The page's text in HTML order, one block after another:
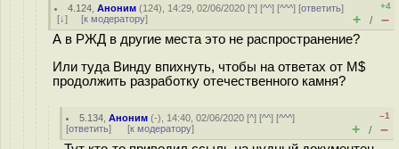
4.124 ,Аноним (124), 14:29, 02/06/2020 [^] [^^] [^^^] [ответить]
[↓] [к модератору]
+4
+ / –
А в РЖД в другие места это не распространение?
Или туда Винду впихнуть, чтобы на ответах от M$
продолжить разработку отечественного камня?
5.134 ,Аноним (-), 14:40, 02/06/2020 [^] [^^] [^^^]
[ответить] [к модератору]
–1
+ / –